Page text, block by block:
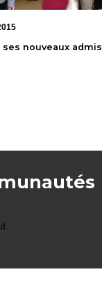
ses nouveaux